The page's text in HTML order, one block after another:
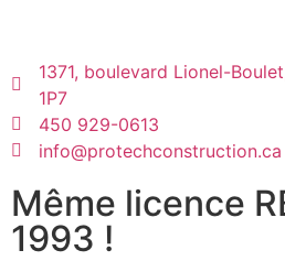
1371, boulevard Lionel-
1P7
450 929-0613
info@protechconstruction.ca
Même licence
1993 !